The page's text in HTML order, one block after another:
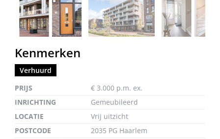
vorige
Kenmerken
Verhuurd
PRIJS
€ 3.000 p.m. ex.
INRICHTING
Gemeubileerd
LOCATIE
Vrij uitzicht
POSTCODE
2035 PG Haarlem